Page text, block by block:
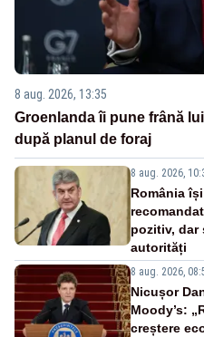
8 aug. 2026, 13:35
Groenlanda îi pune frână
după planul de foraj
8 aug. 2026,
România
pozitiv, dar
autorități
8 aug. 2026,
Nicușor
Moody’s:
creștere